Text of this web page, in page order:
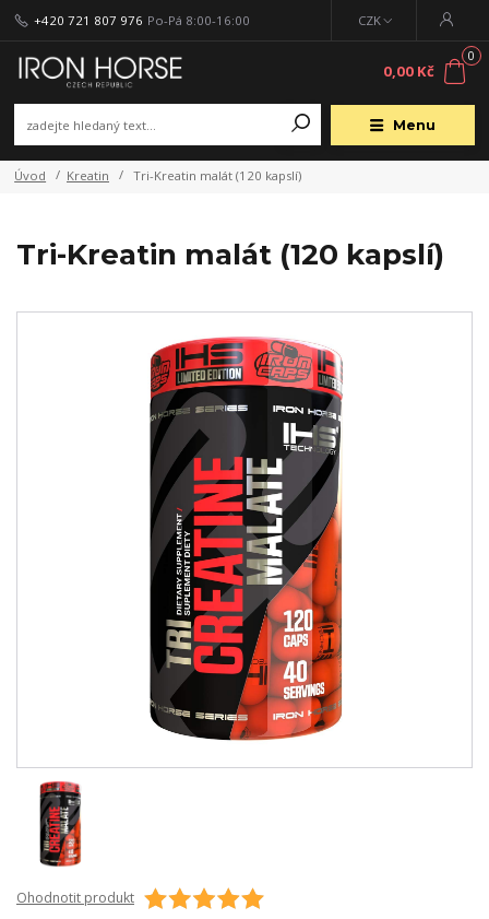
Menu
CZK
+420 721 807 976 Po-Pá 8:00-16:00
0
0,00 Kč
Úvod Kreatin Tri-Kreatin malát (120 kapslí)
Tri-Kreatin malát (120 kapslí)
Ohodnotit produkt